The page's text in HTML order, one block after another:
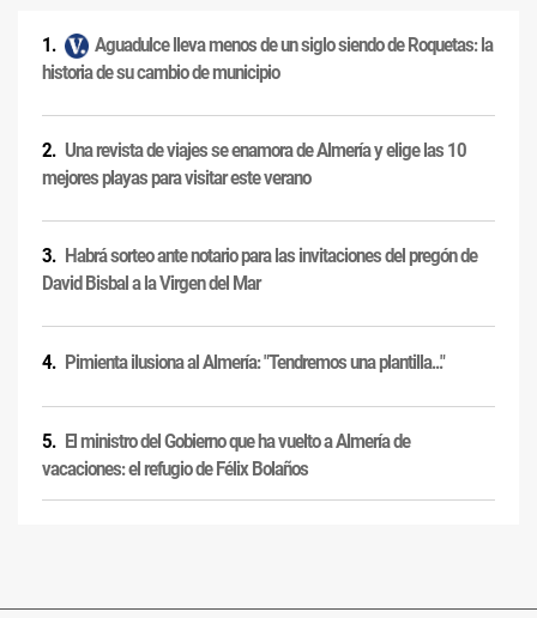
Aguadulce lleva menos de un siglo siendo de Roquetas: la
historia de su cambio de municipio
Una revista de viajes se enamora de Almería y elige las 10
mejores playas para visitar este verano
Habrá sorteo ante notario para las invitaciones del pregón de
David Bisbal a la Virgen del Mar
Pimienta ilusiona al Almería: "Tendremos una plantilla..."
El ministro del Gobierno que ha vuelto a Almería de
vacaciones: el refugio de Félix Bolaños